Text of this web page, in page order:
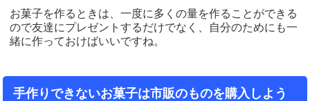
お菓子を作るときは、一度に多くの量を作ることができる
ので友達にプレゼントするだけでなく、自分のためにも一
緒に作っておけばいいですね。
手作りできないお菓子は市販のものを購入しよう